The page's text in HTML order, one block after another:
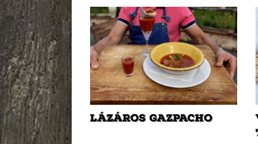
LÁZÁROS GAZPACHO